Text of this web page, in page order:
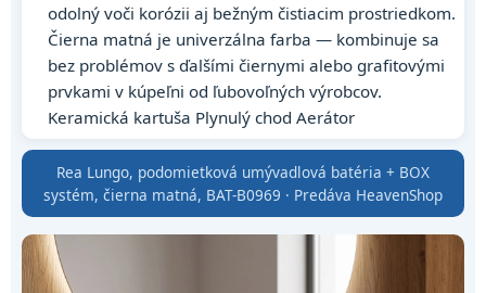
odolný voči korózii aj bežným čistiacim prostriedkom.
Čierna matná je univerzálna farba — kombinuje sa
bez problémov s ďalšími čiernymi alebo grafitovými
prvkami v kúpeľni od ľubovoľných výrobcov.
Keramická kartuša Plynulý chod Aerátor
Rea Lungo, podomietková umývadlová batéria + BOX
systém, čierna matná, BAT-B0969 · Predáva HeavenShop